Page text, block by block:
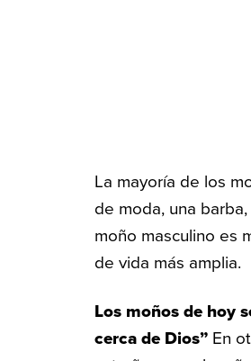
La mayoría de los
de moda, una
moño masculino es
de vida más amplia.
Los moños de hoy
cerca de Dios” En